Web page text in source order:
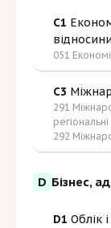
C1
відносини
051
C3
291
регіональні
292
D Бізнес,
D1 Облік